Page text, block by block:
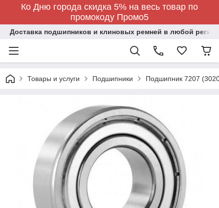
Ко Дню города скидка 5% на весь товар по
промокоду Промо5
Доставка подшипников и клиновых ремней в любой регион
Товары и услуги Подшипники Подшипник 7207